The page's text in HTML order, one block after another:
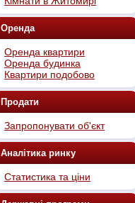
Оренда
Оренда квартири
Оренда будинка
Квартири подобово
Продати
Запропонувати об'єкт
Аналітика ринку
Статистика та ціни